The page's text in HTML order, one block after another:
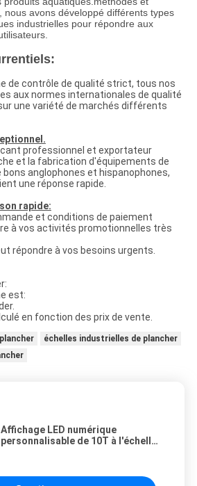
nous avons développé différents types
industrielles pour répondre aux
de contrôle de qualité strict, tous nos
aux normes internationales de qualité
une variété de marchés différents
professionnel et exportateur
et la fabrication d'équipements de
bons anglophones et hispanophones,
une réponse rapide.
rapide:
et conditions de paiement
à vos activités promotionnelles très
répondre à vos besoins urgents.
est:
en fonction des prix de vente.
échelles industrielles de plancher
Affichage LED numérique
personnalisable de 10T à l'échelle